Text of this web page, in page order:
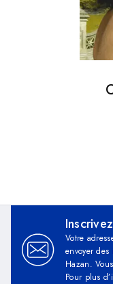
Votre
envoyer
Hazan.
Pour plus